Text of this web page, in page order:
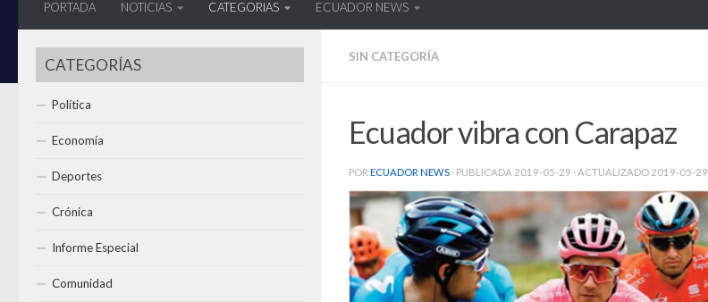
PORTADA NOTICIAS CATEGORIAS ECUADOR NEWS
SIN CATEGORÍA
Ecuador vibra con Carapaz
POR ECUADOR NEWS · PUBLICADA 2019-05-29 · ACTUALIZADO 2019-05-29
CATEGORÍAS
Política
Economía
Deportes
Crónica
Informe Especial
Comunidad